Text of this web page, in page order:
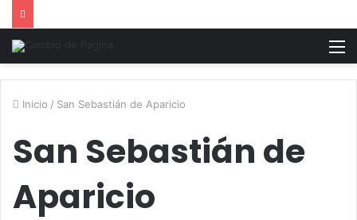
Inicio / San Sebastián de Aparicio
San Sebastián de
Aparicio